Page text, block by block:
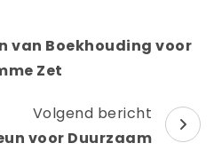
van Boekhouding voor
Zet
Volgend bericht
voor Duurzaam